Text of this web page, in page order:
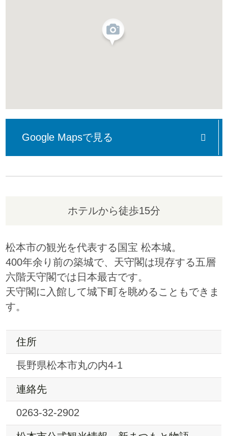
Google Mapsで見る
ホテルから徒歩15分
松本市の観光を代表する国宝 松本城。
400年余り前の築城で、天守閣は現存する五層
六階天守閣では日本最古です。
天守閣に入館して城下町を眺めることもできま
す。
住所
長野県松本市丸の内4-1
連絡先
0263-32-2902